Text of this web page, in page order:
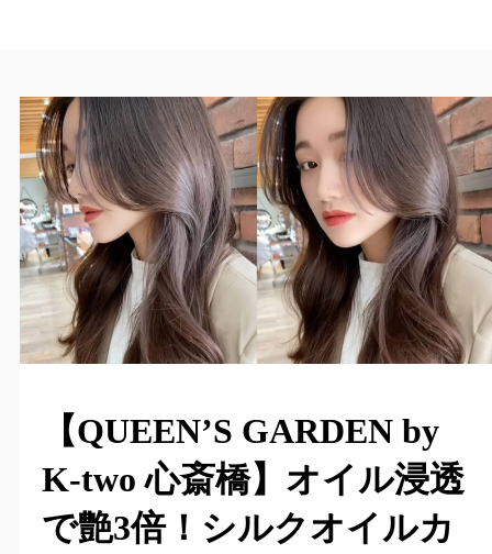
【QUEEN’S GARDEN by
K-two 心斎橋】オイル浸透
で艶3倍！シルクオイルカ